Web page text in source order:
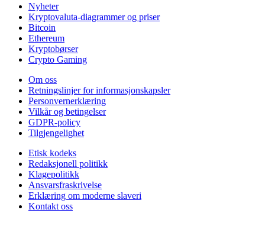
Nyheter
Kryptovaluta-diagrammer og priser
Bitcoin
Ethereum
Kryptobørser
Crypto Gaming
Om oss
Retningslinjer for informasjonskapsler
Personvernerklæring
Vilkår og betingelser
GDPR-policy
Tilgjengelighet
Etisk kodeks
Redaksjonell politikk
Klagepolitikk
Ansvarsfraskrivelse
Erklæring om moderne slaveri
Kontakt oss